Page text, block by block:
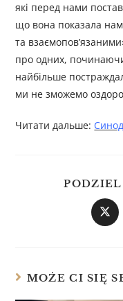
які перед нами
що вона показала
та
про одних, починаючи
найбільше
ми не зможемо
Читати дальше:
MOŻE CI SIĘ